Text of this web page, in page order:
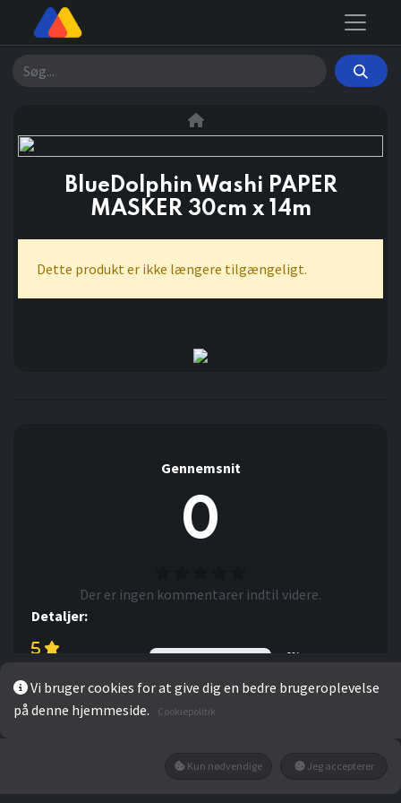
Søg
BlueDolphin Washi PAPER
MASKER 30cm x 14m
Dette produkt er ikke længere tilgængeligt.
Gennemsnit
0
Der er ingen kommentarer indtil videre.
Detaljer:
0%
0%
Vi bruger cookies for at give dig en bedre brugeroplevelse
på denne hjemmeside.
Cookiepolitik
Kun nødvendige Jeg accepterer